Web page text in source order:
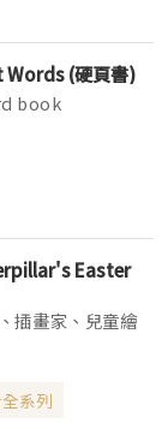
(硬頁書)
book
toddlers to his
as 100 es...
Easter
插畫家、兒童繪
他最有名的作品是
的毛毛蟲》，截
超過60種語言，
系列